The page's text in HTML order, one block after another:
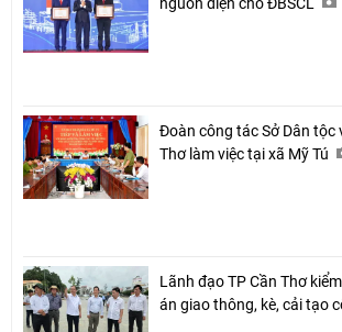
Đoàn công tác Sở Dân tộc
Thơ làm việc tại xã Mỹ Tú
Lãnh đạo TP Cần Thơ
án giao thông, kè, cải tạo